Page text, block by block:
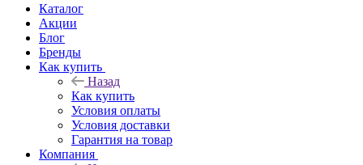
Каталог
Акции
Блог
Бренды
Как купить
Назад
Как купить
Условия оплаты
Условия доставки
Гарантия на товар
Компания